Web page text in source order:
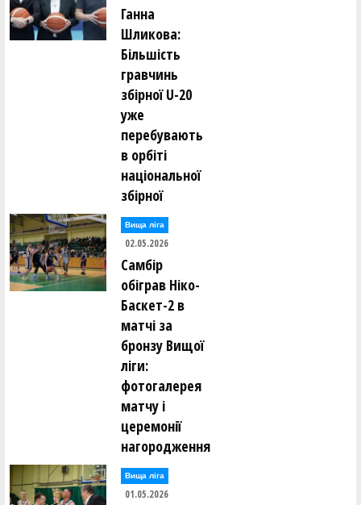
Ганна
Шликова:
Більшість
гравчинь
збірної U-20
уже
перебувають
в орбіті
національної
збірної
Вища лiга
02.05.2026
Самбір
обіграв Ніко-
Баскет-2 в
матчі за
бронзу Вищої
ліги:
фотогалерея
матчу і
церемонії
нагородження
Вища лiга
01.05.2026